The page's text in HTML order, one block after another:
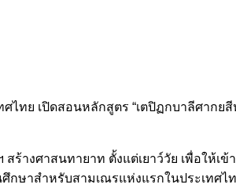
ศไทย เปิดสอนหลักสูตร “เตปิฏกบาลีศา
ร้างศาสนทายาท ตั้งแต่เยาว์วัย เพื่อให้
ศึกษาสำหรับสามเณรแห่งแรกในประเทศไ